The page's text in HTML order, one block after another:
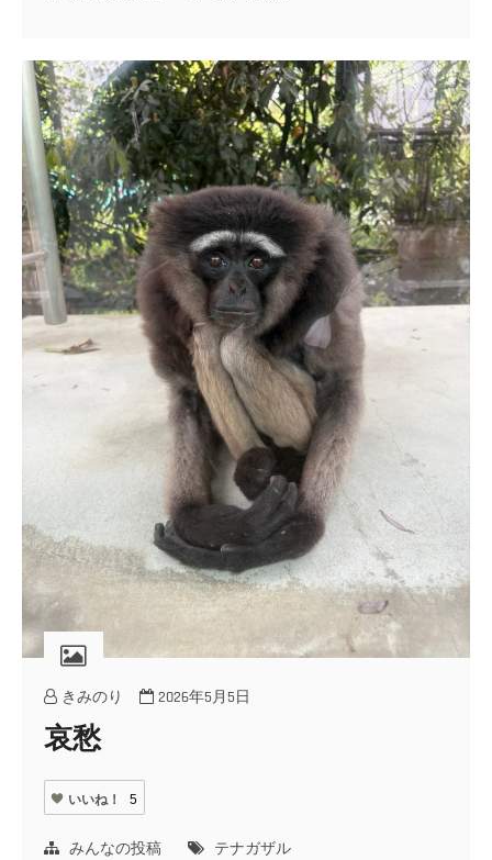
きみのり 2026年5月5日
哀愁
いいね！ 5
みんなの投稿 テナガザル